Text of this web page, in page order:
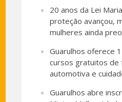
20 anos da Lei
proteção avançou,
mulheres ainda
Guarulhos oferece
cursos gratuitos de
automotiva e
Guarulhos abre